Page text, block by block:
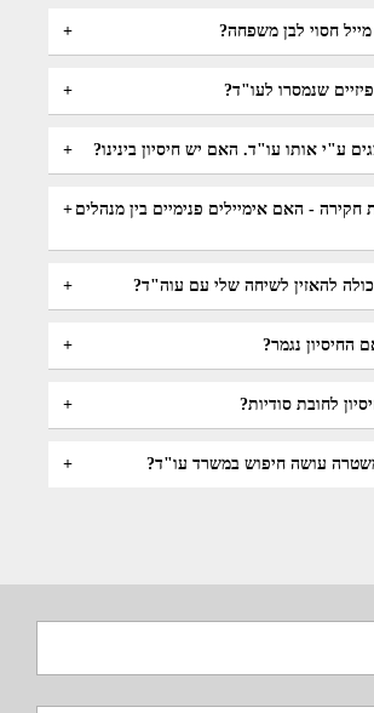
חסוי לבן משפחה?
שנמסרו לעו"ד?
ע"י אותו עו"ד. האם יש חיסיון בינינו?
- האם אימיילים פנימיים בין מנהלים
להאזין לשיחה שלי עם עוה"ד?
החיסיון נגמר?
לחובת סודיות?
עושה חיפוש במשרד עו"ד?